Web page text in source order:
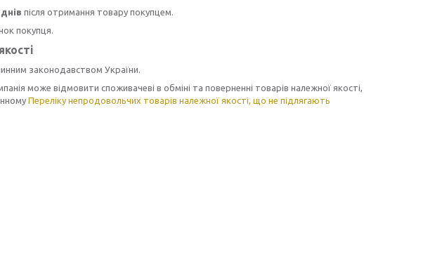
днів після отримання товару покупцем.
покупця.
законодавством України.
може відмовити споживачеві в обміні та поверненні товарів належної якості,
Переліку непродовольчих товарів належної якості, що не підлягають